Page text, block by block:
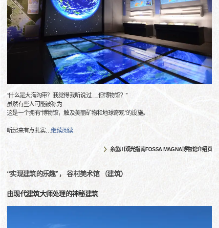
“什么是大海沟带？我觉得我听说过......但博物馆？”
虽然有些人可能被称为
这是一个拥有“博物馆，触及美丽矿物和地球奇观”的设施。
听起来有点扎实…继续阅读
糸鱼川观光指南FOSSA MAGNA博物馆介绍页
“实现建筑的乐趣”， 谷村美术馆 （建筑）
由现代建筑大师处理的神秘建筑